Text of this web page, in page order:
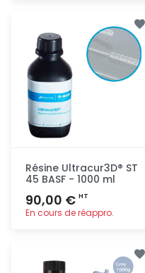
rapide
Résine Ultracur3D® ST
45 BASF - 1000 ml
90,00 € HT
En cours de réappro.